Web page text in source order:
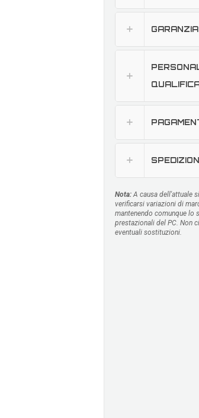
Nota:A causa dell'attuale
verificarsi variazioni di
mantenendo comunque lo
prestazionali del PC. Non
eventuali sostituzioni.